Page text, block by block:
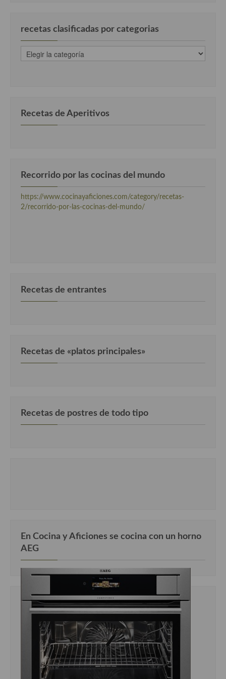
Cocina Polaca
Cocina portuguesa
Cocina Suiza
recetas clasificadas por categorias
recetas
clasificadas
Recetas de Aperitivos
Recorrido por las cocinas del mundo
https://www.cocinayaficiones.com/category/recetas-
2/recorrido-por-las-cocinas-del-mundo/
Recetas de entrantes
Recetas de «platos principales»
Recetas de postres de todo tipo
En Cocina y Aficiones se cocina con un horno
AEG